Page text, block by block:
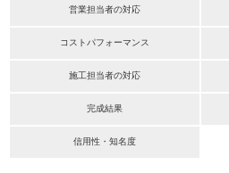
営業担当者の対応
コストパフォーマンス
施工担当者の対応
完成結果
信用性・知名度